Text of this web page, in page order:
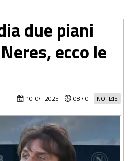
due piani
ecco le
NOTIZIE
10-04-2025 08:40